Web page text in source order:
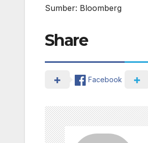
Sumber: Bloomberg
Share
Facebook